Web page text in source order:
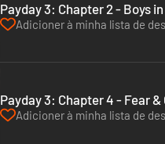
Payday 3: Chapter 2 - Boys
Adicioner à minha lista de
Payday 3: Chapter 4 - Fear &
Adicioner à minha lista de